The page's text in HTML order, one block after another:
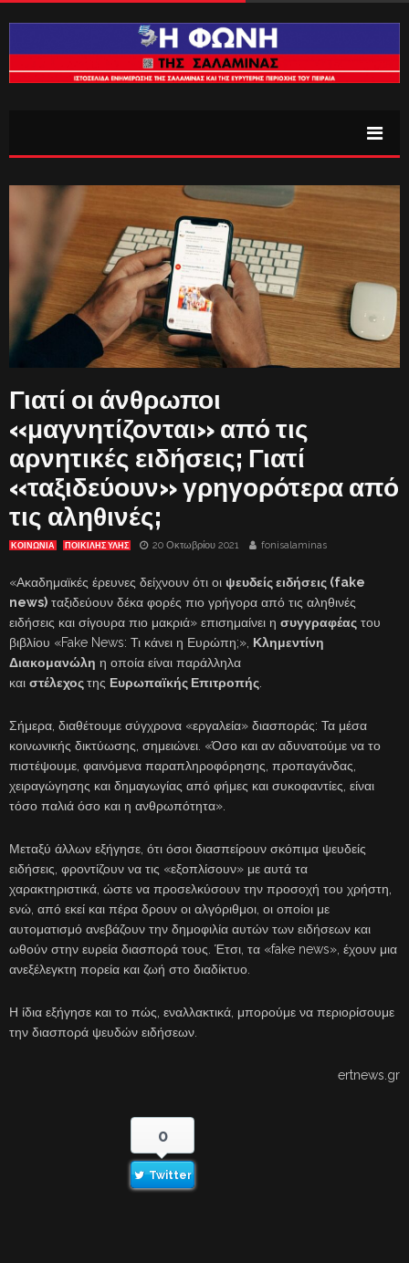
Γιατί οι άνθρωποι
«μαγνητίζονται» από τις
αρνητικές ειδήσεις; Γιατί
«ταξιδεύουν» γρηγορότερα από
τις αληθινές;
ΚΟΙΝΩΝΙΑ ΠΟΙΚΙΛΗΣ ΥΛΗΣ 20 Οκτωβρίου 2021 fonisalaminas
«Ακαδημαϊκές έρευνες δείχνουν ότι οι ψευδείς ειδήσεις (fake
news) ταξιδεύουν δέκα φορές πιο γρήγορα από τις αληθινές
ειδήσεις και σίγουρα πιο μακριά» επισημαίνει η συγγραφέας του
βιβλίου «Fake News: Τι κάνει η Ευρώπη;», Κλημεντίνη
Διακομανώλη η οποία είναι παράλληλα
και στέλεχοςτης Ευρωπαϊκής Επιτροπής
Σήμερα, διαθέτουμε σύγχρονα «εργαλεία» διασποράς: Τα μέσα
κοινωνικής δικτύωσης, σημειώνει. «Όσο και αν αδυνατούμε να το
πιστέψουμε, φαινόμενα παραπληροφόρησης, προπαγάνδας,
χειραγώγησης και δημαγωγίας από φήμες και συκοφαντίες, είναι
τόσο παλιά όσο και η ανθρωπότητα».
Μεταξύ άλλων εξήγησε, ότι όσοι διασπείρουν σκόπιμα ψευδείς
ειδήσεις, φροντίζουν να τις «εξοπλίσουν» με αυτά τα
χαρακτηριστικά, ώστε να προσελκύσουν την προσοχή του χρήστη,
ενώ, από εκεί και πέρα δρουν οι αλγόριθμοι, οι οποίοι με
αυτοματισμό ανεβάζουν την δημοφιλία αυτών των ειδήσεων και
ωθούν στην ευρεία διασπορά τους. Έτσι, τα «fake news», έχουν μια
ανεξέλεγκτη πορεία και ζωή στο διαδίκτυο.
Η ίδια εξήγησε και το πώς, εναλλακτικά, μπορούμε να περιορίσουμε
την διασπορά ψευδών ειδήσεων.
ertnews.gr
0
Twitter